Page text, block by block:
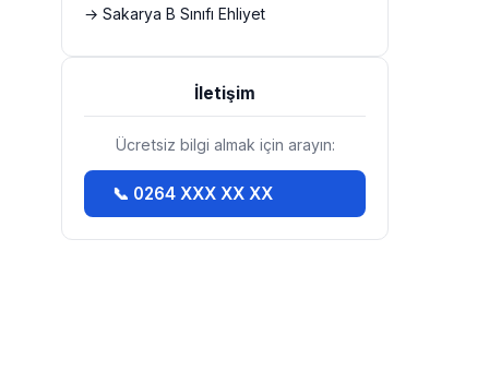
→ Sakarya B Sınıfı Ehliyet
İletişim
Ücretsiz bilgi almak için arayın:
📞 0264 XXX XX XX